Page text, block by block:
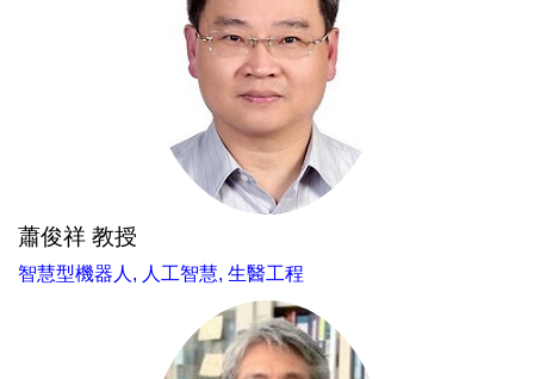
蕭俊祥 教授
智慧型機器人, 人工智慧, 生醫工程